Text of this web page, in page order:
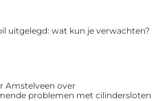
uitgelegd: wat kun je verwachten?
Amstelveen over
problemen met cilindersloten